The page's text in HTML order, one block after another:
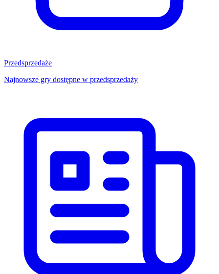
Przedsprzedaże
Najnowsze gry dostępne w przedsprzedaży